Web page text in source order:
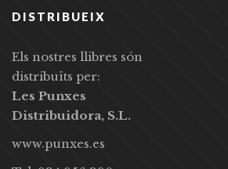
DISTRIBUEIX
Els nostres llibres són
distribuïts per:
Les Punxes
Distribuidora, S.L.
www.punxes.es